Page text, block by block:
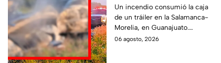
carretera de
Guanajuato; fuego dejó
la caja seca en pérdida
total
Un incendio consumió la caja
de un tráiler en la Salamanca-
Morelia, en Guanajuato.
Imágenes muestran cómo el
06 agosto, 2026